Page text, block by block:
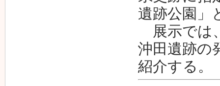
遺跡公園」
展示では
沖田遺跡の
紹介する。